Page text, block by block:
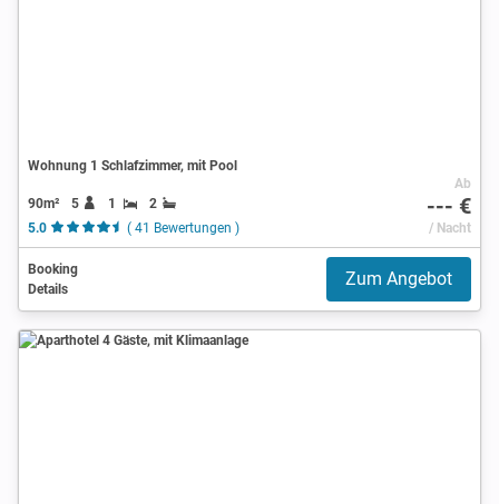
Wohnung 1 Schlafzimmer, mit Pool
90m² 5 1
2
5.0
( 41 Bewertungen )
Ab
--- €
/ Nacht
Booking
Details
Zum Angebot